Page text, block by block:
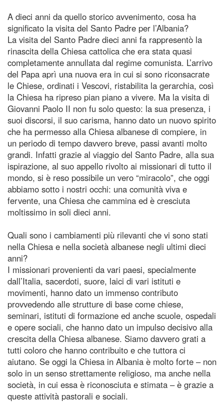
A dieci anni da quello storico avvenimento, cosa ha
significato la visita del Santo Padre per l’Albania?
La visita del Santo Padre dieci anni fa rappresentò la
rinascita della Chiesa cattolica che era stata quasi
completamente annullata dal regime comunista. L’arrivo
del Papa aprì una nuova era in cui si sono riconsacrate
le Chiese, ordinati i Vescovi, ristabilita la gerarchia, così
la Chiesa ha ripreso pian piano a vivere. Ma la visita di
Giovanni Paolo II non fu solo questo: la sua presenza, i
suoi discorsi, il suo carisma, hanno dato un nuovo spirito
che ha permesso alla Chiesa albanese di compiere, in
un periodo di tempo davvero breve, passi avanti molto
grandi. Infatti grazie al viaggio del Santo Padre, alla sua
ispirazione, al suo appello rivolto ai missionari di tutto il
mondo, si è reso possibile un vero “miracolo”, che oggi
abbiamo sotto i nostri occhi: una comunità viva e
fervente, una Chiesa che cammina ed è cresciuta
moltissimo in soli dieci anni.
Quali sono i cambiamenti più rilevanti che vi sono stati
nella Chiesa e nella società albanese negli ultimi dieci
anni?
I missionari provenienti da vari paesi, specialmente
dall’Italia, sacerdoti, suore, laici di vari istituti e
movimenti, hanno dato un immenso contributo
provvedendo alle strutture di base come chiese,
seminari, istituti di formazione ed anche scuole, ospedali
e opere sociali, che hanno dato un impulso decisivo alla
crescita della Chiesa albanese. Siamo davvero grati a
tutti coloro che hanno contribuito e che tuttora ci
aiutano. Se oggi la Chiesa in Albania è molto forte – non
solo in un senso strettamente religioso, ma anche nella
società, in cui essa è riconosciuta e stimata – è grazie a
queste attività pastorali e sociali.